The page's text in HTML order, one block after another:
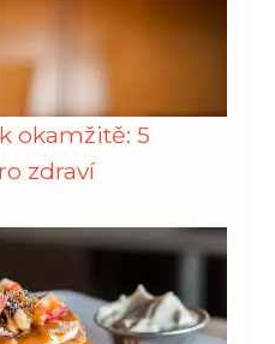
okamžitě: 5
zdraví